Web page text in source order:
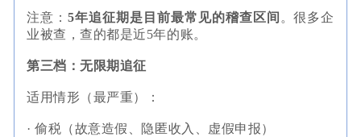
注意： 5年追征期是目前最常见的稽查区间 。很多企
业被查，查的都是近5年的账。
第三档：无限期追征
适用情形（最严重）：
· 偷税（故意造假、隐匿收入、虚假申报）